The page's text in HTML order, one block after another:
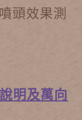
頭效果測
明及萬向